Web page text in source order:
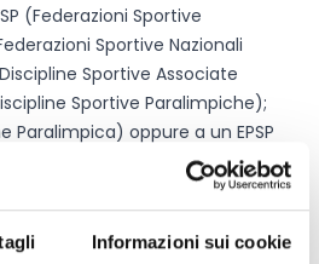
Informazioni sui cookie
(Federazioni Sportive
Sportive Nazionali
Sportive Associate
Sportive Paralimpiche);
Paralimpica) oppure a un EPSP
Paralimpica);
nelle provincie di
fino aun massimo di due